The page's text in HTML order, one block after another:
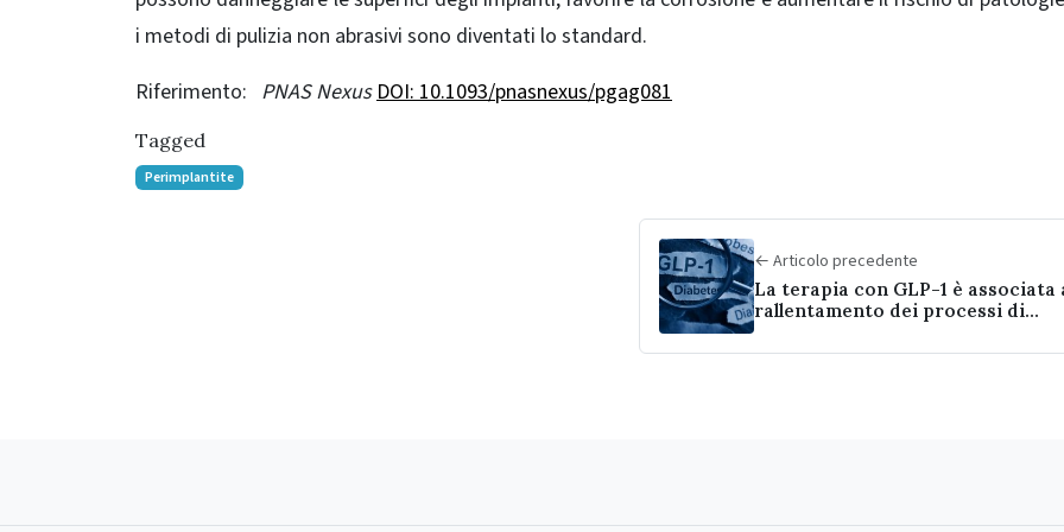
i metodi di pulizia non abrasivi sono diventati lo standard.
Riferimento: PNAS Nexus DOI: 10.1093/pnasnexus/pgag081
Tagged
Perimplantite
← Articolo precedente
La terapia con GLP-1 è associata
rallentamento dei processi di
invecchiamento biologico